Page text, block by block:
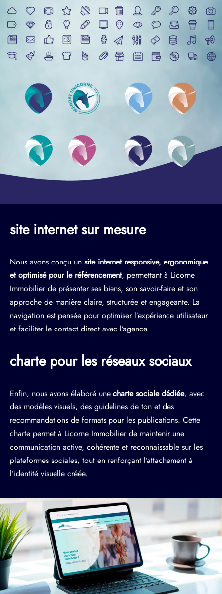
site internet sur mesure
Nous avons conçu un site internet responsive, ergonomique
et optimisé pour le référencement, permettant à Licorne
Immobilier de présenter ses biens, son savoir-faire et son
approche de manière claire, structurée et engageante. La
navigation est pensée pour optimiser l’expérience utilisateur
et faciliter le contact direct avec l’agence.
charte pour les réseaux sociaux
Enfin, nous avons élaboré une charte sociale dédiée, avec
des modèles visuels, des guidelines de ton et des
recommandations de formats pour les publications. Cette
charte permet à Licorne Immobilier de maintenir une
communication active, cohérente et reconnaissable sur les
plateformes sociales, tout en renforçant l’attachement à
l’identité visuelle créée.